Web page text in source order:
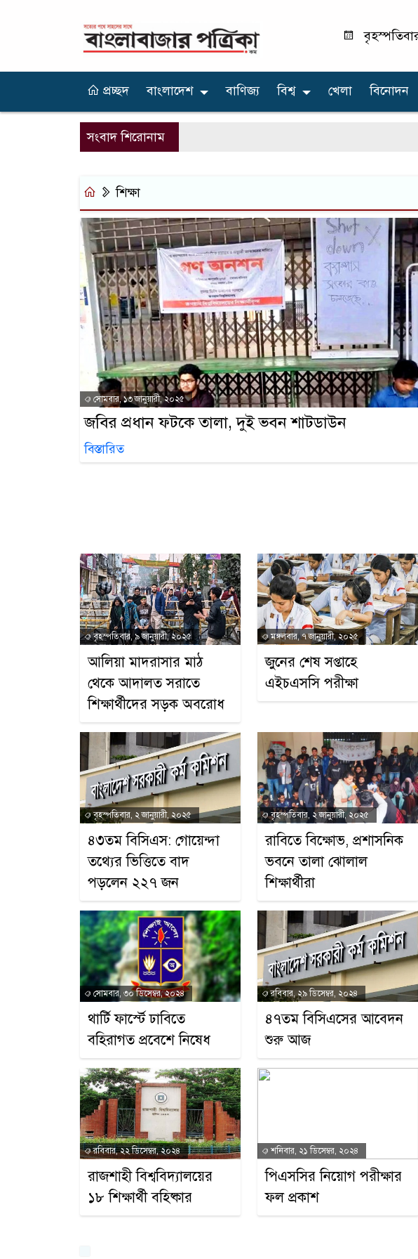
প্রচ্ছদ বাংলাদেশ বাণিজ্য বিশ্ব খেলা বিনোদন
সংবাদ শিরোনাম
শিক্ষা
সোমবার, ১৩ জানুয়ারী, ২০২৫
জবির প্রধান ফটকে তালা, দুই ভবন শাটডাউন
বিস্তারিত
বৃহস্পতিবার, ৯ জানুয়ারী, ২০২৫
আলিয়া মাদরাসার মাঠ
থেকে আদালত সরাতে
শিক্ষার্থীদের সড়ক অবরোধ
মঙ্গলবার, ৭ জানুয়ারী, ২০২৫
জুনের শেষ সপ্তাহে
এইচএসসি পরীক্ষা
বৃহস্পতিবার, ২ জানুয়ারী, ২০২৫
৪৩তম বিসিএস: গোয়েন্দা
তথ্যের ভিত্তিতে বাদ
পড়লেন ২২৭ জন
বৃহস্পতিবার, ২ জানুয়ারী, ২০২৫
রাবিতে বিক্ষোভ, প্রশাসনিক
ভবনে তালা ঝোলাল
শিক্ষার্থীরা
সোমবার, ৩০ ডিসেম্বর, ২০২৪
থার্টি ফার্স্টে ঢাবিতে
বহিরাগত প্রবেশে নিষেধ
রবিবার, ২৯ ডিসেম্বর, ২০২৪
৪৭তম বিসিএসের আবেদন
শুরু আজ
রবিবার, ২২ ডিসেম্বর, ২০২৪
রাজশাহী বিশ্ববিদ্যালয়ের
১৮ শিক্ষার্থী বহিষ্কার
শনিবার, ২১ ডিসেম্বর, ২০২৪
পিএসসির নিয়োগ পরীক্ষার
ফল প্রকাশ